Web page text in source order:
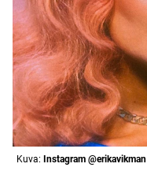
Kuva: Instagram @erikavikman